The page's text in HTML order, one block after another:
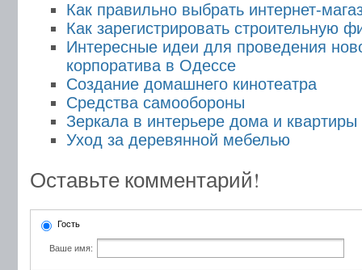
Как правильно выбрать интернет-
Как зарегистрировать строительную
Интересные идеи для проведения
корпоратива в Одессе
Создание домашнего кинотеатра
Средства самообороны
Зеркала в интерьере дома и квартиры
Уход за деревянной мебелью
Оставьте комментарий!
Гость
Ваше имя: